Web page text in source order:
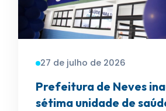
27 de julho de 2026
Prefeitura de Neves
sétima unidade de